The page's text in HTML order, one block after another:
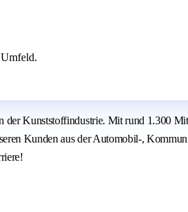
Kunststoffindustrie. Mit rund 1.300
Kunden aus der Automobil-,